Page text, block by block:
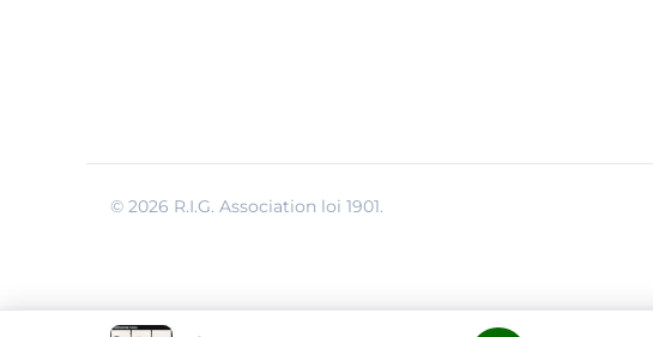
© 2026 R.I.G. Association loi 1901.